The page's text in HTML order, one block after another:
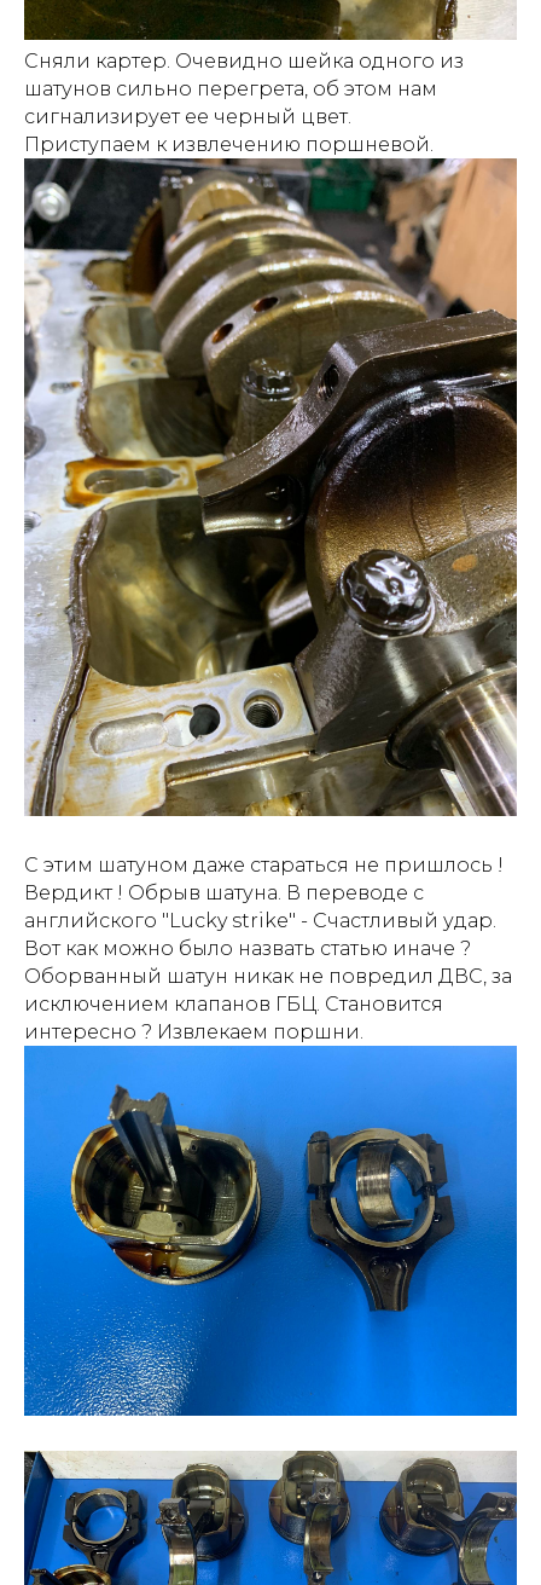
Сняли картер. Очевидно шейка одного из
шатунов сильно перегрета, об этом нам
сигнализирует ее черный цвет.
Приступаем к извлечению поршневой.
С этим шатуном даже стараться не пришлось !
Вердикт ! Обрыв шатуна. В переводе с
английского "Lucky strike" - Счастливый удар.
Вот как можно было назвать статью иначе ?
Оборванный шатун никак не повредил ДВС, за
исключением клапанов ГБЦ. Становится
интересно ? Извлекаем поршни.